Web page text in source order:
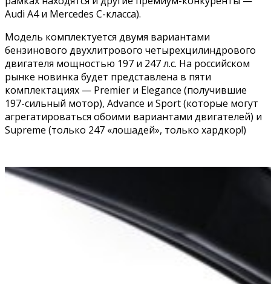
Audi A4 и Mercedes C-класса).
Модель комплектуется двумя вариантами
бензинового двухлитрового четырехцилиндрового
двигателя мощностью 197 и 247 л.с. На российском
рынке новинка будет представлена в пяти
комплектациях — Premier и Elegance (получившие
197-сильный мотор), Advance и Sport (которые могут
агрегатироваться обоими вариантами двигателей) и
Supreme (только 247 «лошадей», только хардкор!)